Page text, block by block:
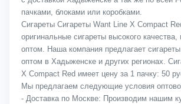
пачками, блоками или коробками.
Сигареты Сигареты Want Line X Compact
оригинальные сигареты высокого
оптом. Наша компания предлагает
оптом в Хадыженске и других регионах.
X Compact Red имеет цену за 1 пачку: 50
Мы предлагаем следующие условия
- Доставка по Москве: Производим нашим